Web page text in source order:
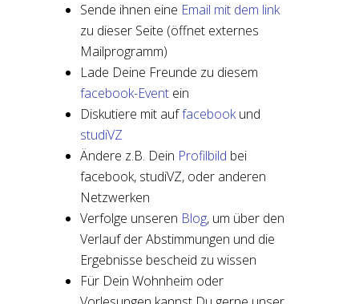
Sende ihnen eine Email mit dem link
zu dieser Seite (öffnet externes
Mailprogramm)
Lade Deine Freunde zu diesem
facebook-Event ein
Diskutiere mit auffacebookund
studiVZ
Ändere z.B. Dein Profilbild bei
facebook, studiVZ, oder anderen
Netzwerken
Verfolge unseren Blog, um über den
Verlauf der Abstimmungen und die
Ergebnisse bescheid zu wissen
Für Dein Wohnheim oder